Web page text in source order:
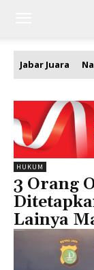
Jabar Juara
HUKUM
3 Orang
Lainya